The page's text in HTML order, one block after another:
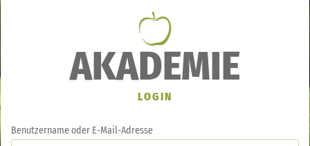
AKADEMIE
LOGIN
Benutzername oder E-Mail-Adresse